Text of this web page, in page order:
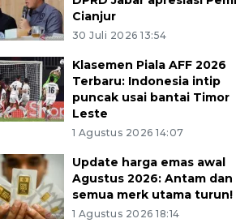
Cianjur
30 Juli 2026 13:54
Klasemen Piala AFF 2026
Terbaru: Indonesia intip
puncak usai bantai Timor
Leste
1 Agustus 2026 14:07
Update harga emas awal
Agustus 2026: Antam dan
semua merk utama turun!
1 Agustus 2026 18:14